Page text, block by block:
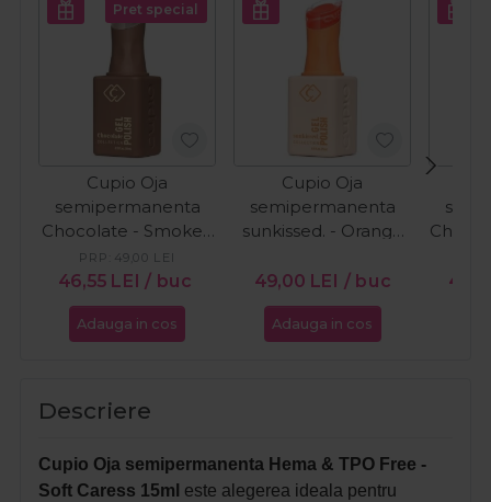
Pret special
Cupio Oja
semipermanenta
Chocolate - Smoked
Cacao 15ml
46,55 LEI / buc
PRP: 49,00 LEI
Adauga in cos
Cupio Oja
semipermanenta
sunkissed. - Orange
49,00 LEI / buc
Adauga in cos
Descriere
Cupio Oja semipermanenta Hema & TPO Free -
Soft Caress 15ml este alegerea ideala pentru